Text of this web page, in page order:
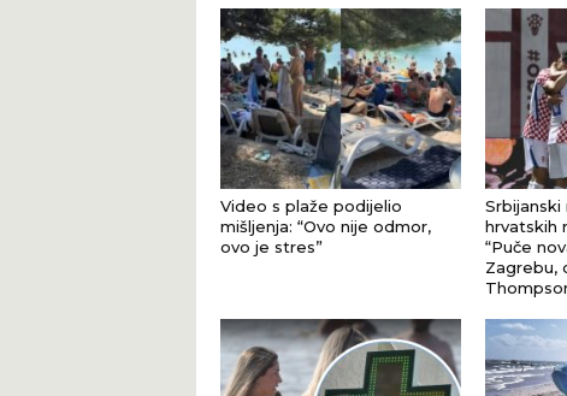
Video s plaže podijelio
mišljenja: “Ovo nije odmor,
ovo je stres”
hrvatskih
“Puče
Zagrebu,